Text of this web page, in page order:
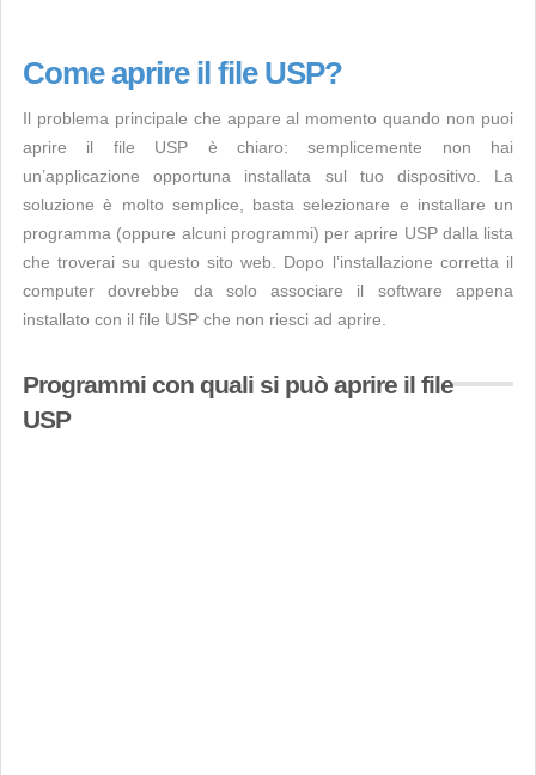
Come aprire il file USP?
Il problema principale che appare al momento quando non puoi
aprire il file USP è chiaro: semplicemente non hai
un’applicazione opportuna installata sul tuo dispositivo. La
soluzione è molto semplice, basta selezionare e installare un
programma (oppure alcuni programmi) per aprire USP dalla lista
che troverai su questo sito web. Dopo l’installazione corretta il
computer dovrebbe da solo associare il software appena
installato con il file USP che non riesci ad aprire.
Programmi con quali si può aprire il file
USP